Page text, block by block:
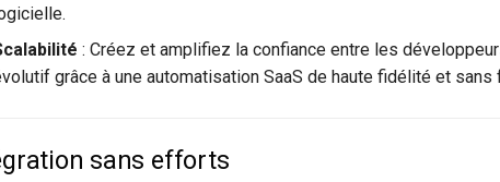
: Créez et amplifiez la confiance entre les
grâce à une automatisation SaaS de haute fidélité et sans
sans efforts